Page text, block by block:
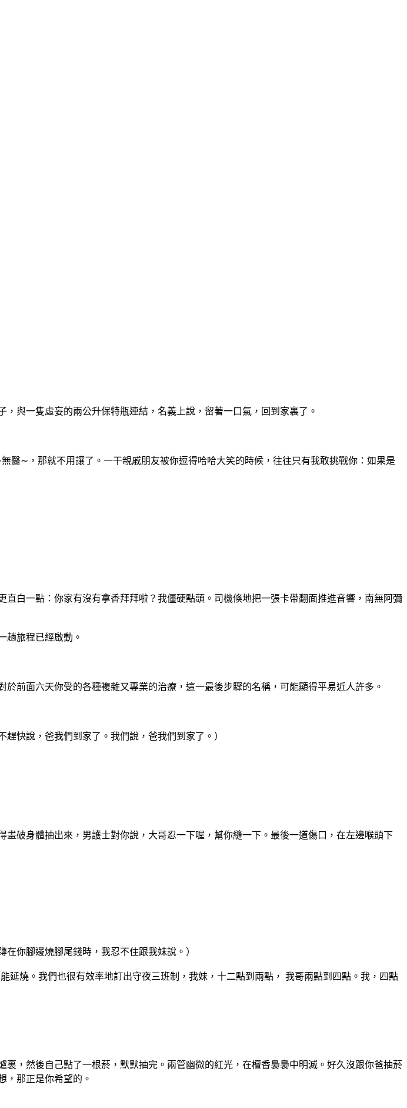
，與一隻虛妄的兩公升保特瓶連結，名義上說，留著一口氣，回到家裏了。
無醫∼ ，那就不用讓了。一干親戚朋友被你逗得哈哈大笑的時候，往往只有我敢挑戰你：如果是
直白一點：你家有沒有拿香拜拜啦？我僵硬點頭。司機倏地把一張卡帶翻面推進音響 ，南無阿彌
趟旅程已經啟動。
於前面六天你受的各種複雜又專業的治療，這一最後步驟的名稱，可能顯得平易近人許多。
趕快說，爸我們到家了。我們說，爸我們到家了。）
畫破身體抽出來，男護士對你說，大哥忍一下喔，幫你縫一下。最後一道傷口，在左邊喉頭下
在你腳邊燒腳尾錢時，我忍不住跟我妹說。）
延燒。我們也很有效率地訂出守夜三班制，我妹，十二點到兩點， 我哥兩點到四點。 我，四點
裏，然後自己點了一根菸，默默抽完。兩管幽微的紅光，在檀香裊裊中明滅。好久沒跟你爸抽菸
，那正是你希望的。